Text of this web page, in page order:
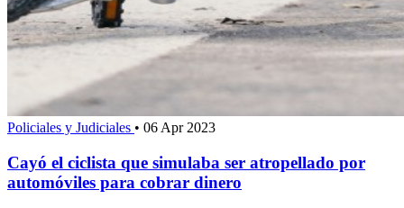
Policiales y Judiciales • 06 Apr 2023
Cayó el ciclista que simulaba ser atropellado por
automóviles para cobrar dinero